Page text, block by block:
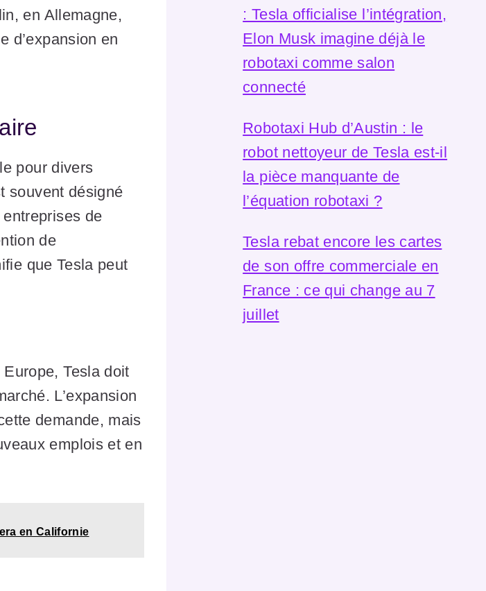
en Allemagne,
d’expansion en
pour divers
souvent désigné
de
de
que Tesla peut
Tesla doit
L’expansion
demande, mais
emplois et en
en Californie
: Tesla officialise l’intégration,
Elon Musk imagine déjà le
robotaxi comme salon
connecté
Robotaxi Hub d’Austin : le
robot nettoyeur de Tesla est-il
la pièce manquante de
l’équation robotaxi ?
Tesla rebat encore les cartes
de son offre commerciale en
France : ce qui change au 7
juillet